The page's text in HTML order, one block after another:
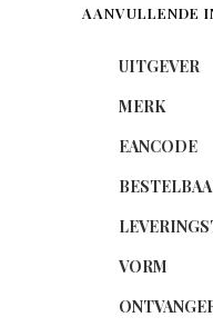
AANVULLENDE
UITGEVER
MERK
EANCODE
VORM